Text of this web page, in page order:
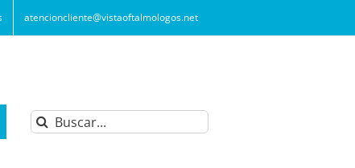
atencioncliente@vistaoftalmologos.net
Buscar: